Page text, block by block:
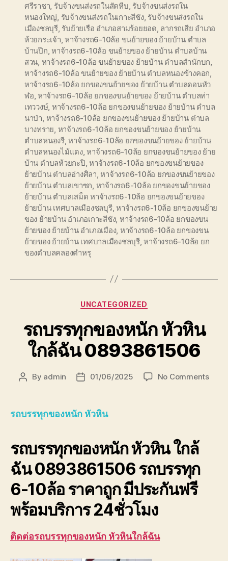
ศรีราชา รับจ้างขนส่งรถในสัตหีบ รับจ้างขนส่งรถใน
หนองใหญ่ รับจ้างขนส่งรถในเกาะสีชัง, รับจ้างขนส่งรถใน
เมืองชลบุรี, รับย้ายเรือ อำเภอสามร้อยยอด ลากรถเสีย อำเภอ
ห้วยกระเจ้า ,หาจ้างรถ6-10ล้อ ขนย้ายของ ย้ายบ้าน ตำบล
บ้านปึก ,หาจ้างรถ6-10ล้อ ขนย้ายของ ย้ายบ้าน ตำบลบ้าน
สวน หาจ้างรถ6-10ล้อ ขนย้ายของ ย้ายบ้าน ตำบลสำนักบก
หาจ้างรถ6-10ล้อ ขนย้ายของ ย้ายบ้าน ตำบลหนองข้างคอก
หาจ้างรถ6-10ล้อ ยกของขนย้ายของ ย้ายบ้าน ตำบลดอนหัว
ฬอ หาจ้างรถ6-10ล้อ ยกของขนย้ายของ ย้ายบ้าน ตำบลท่า
เทววงษ์, หาจ้างรถ6-10ล้อ ยกของขนย้ายของ ย้ายบ้าน ตำบล
นาป่า หาจ้างรถ6-10ล้อ ยกของขนย้ายของ ย้ายบ้าน ตำบล
บางทราย หาจ้างรถ6-10ล้อ ยกของขนย้ายของ ย้ายบ้าน
ตำบลหนองรี,หาจ้างรถ6-10ล้อ ยกของขนย้ายของ ย้ายบ้าน
ตำบลหนองไม้แดง,หาจ้างรถ6-10ล้อ ยกของขนย้ายของ ย้าย
บ้าน ตำบลห้วยกะปิ ,หาจ้างรถ6-10ล้อ ยกของขนย้ายของ
ย้ายบ้าน ตำบลอ่างศิลา ,หาจ้างรถ6-10ล้อ ยกของขนย้ายของ
ย้ายบ้าน ตำบลเขาซก หาจ้างรถ6-10ล้อ ยกของขนย้ายของ
ย้ายบ้าน ตำบลเสม็ด หาจ้างรถ6-10ล้อ ยกของขนย้ายของ
ย้ายบ้าน เทศบาลเมืองชลบุรี,หาจ้างรถ6-10ล้อ ยกของขนย้าย
ของ ย้ายบ้าน อำเภอเกาะสีชัง, หาจ้างรถ6-10ล้อ ยกของขน
ย้ายของ ย้ายบ้าน อำเภอเมือง, หาจ้างรถ6-10ล้อ ยกของขน
ย้ายของ ย้ายบ้าน เทศบาลเมืองชลบุรี,หาจ้างรถ6-10ล้อ ยก
ของตำบลคลองตำหรุ
Categories
UNCATEGORIZED
รถบรรทุกของหนัก หัวหิน
ใกล้ฉัน 0893861506
Post
By admin
Post01/06/2025 No Commentson
รถบรรทุกของหนัก หัวหิน
รถบรรทุกของหนัก หัวหิน ใกล้
ฉัน 0893861506 รถบรรทุก
6-10ล้อ ราคาถูก มีประกันฟรี
พร้อมบริการ 24ชั่วโมง
ติดต่อรถบรรทุกของหนัก หัวหินใกล้ฉัน